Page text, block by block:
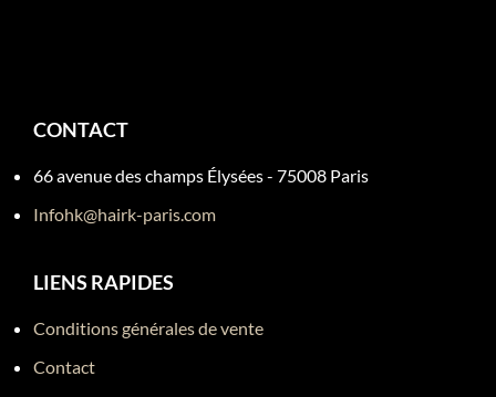
CONTACT
66 avenue des champs Élysées - 75008 Paris
Infohk@hairk-paris.com
LIENS RAPIDES
Conditions générales de vente
Contact